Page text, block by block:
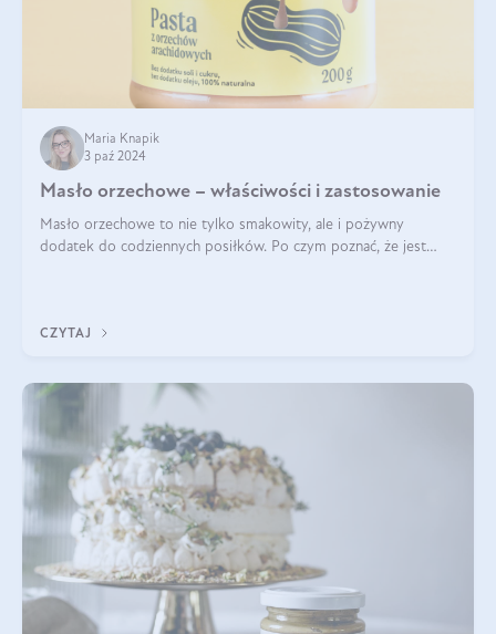
Maria Knapik
3 paź 2024
Masło orzechowe – właściwości i zastosowanie
Masło orzechowe to nie tylko smakowity, ale i pożywny
dodatek do codziennych posiłków. Po czym poznać, że jest
CZYTAJ